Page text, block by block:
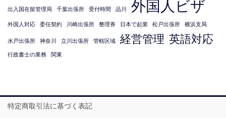
出入国在留管理局 千葉出張所 受付時間 品川 外国人ビザ
外国人対応 委任契約 川崎出張所 整理券 日本で起業 松戸出張所 横浜支局
水戸出張所 神奈川 立川出張所 管轄区域 経営管理 英語対応
行政書士の業務 関東
特定商取引法に基づく表記